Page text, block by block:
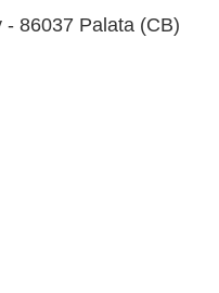
- 86037 Palata (CB)